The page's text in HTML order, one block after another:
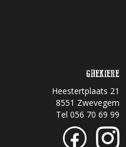
GHEKIERE
Heestertplaats 21
8551 Zwevegem
Tel 056 70 69 99